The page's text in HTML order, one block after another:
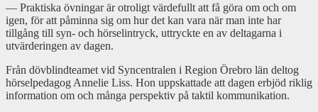
— Praktiska övningar är otroligt värdefullt att få göra om och om
igen, för att påminna sig om hur det kan vara när man inte har
tillgång till syn- och hörselintryck, uttryckte en av deltagarna i
utvärderingen av dagen.
Från dövblindteamet vid Syncentralen i Region Örebro län deltog
hörselpedagog Annelie Liss. Hon uppskattade att dagen erbjöd riklig
information om och många perspektiv på taktil kommunikation.